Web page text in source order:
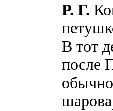
Р. Г.
В тот
после